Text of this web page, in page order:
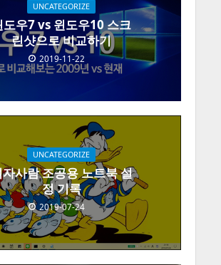
UNCATEGORIZE
도우7 vs 윈도우10 스크
린샷으로 비교하기
2019-11-22
UNCATEGORIZE
사람 조공용 노트북 설
정 기록
2019-07-24